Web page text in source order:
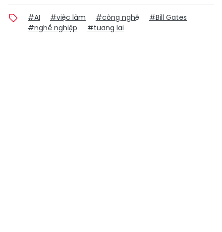
#AI #việc làm #công nghệ
#Bill Gates
#nghề nghiệp
#tương lai